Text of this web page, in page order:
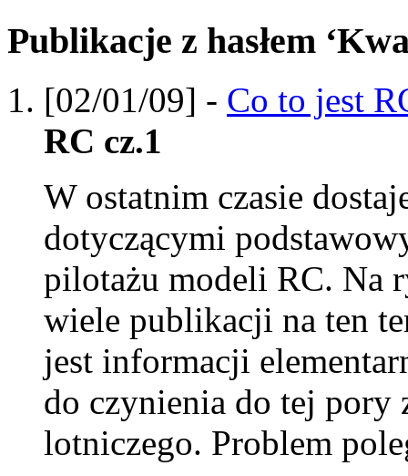
Publikacje z hasłem
[02/01/09] - Co to jest
RC cz.1
W ostatnim czasie
dotyczącymi
pilotażu modeli RC. Na
wiele publikacji na ten
jest informacji
do czynienia do tej pory
lotniczego. Problem